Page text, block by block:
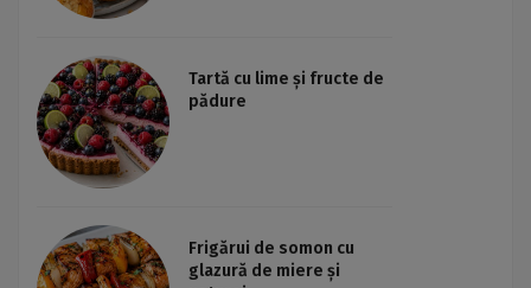
Tartă cu lime și fructe de
pădure
Frigărui de somon cu
glazură de miere și